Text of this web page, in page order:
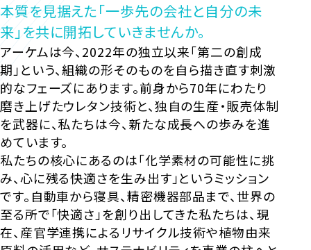
本質を見据えた「一歩先の会社と自分の未
来」を共に開拓していきませんか。
アーケムは今、2022年の独立以来「第二の創成
期」という、組織の形そのものを自ら描き直す刺激
的なフェーズにあります。前身から70年にわたり
磨き上げたウレタン技術と、独自の生産・販売体制
を武器に、私たちは今、新たな成長への歩みを進
めています。
私たちの核心にあるのは「化学素材の可能性に挑
み、心に残る快適さを生み出す」というミッション
です。自動車から寝具、精密機器部品まで、世界の
至る所で「快適さ」を創り出してきた私たちは、現
在、産官学連携によるリサイクル技術や植物由来